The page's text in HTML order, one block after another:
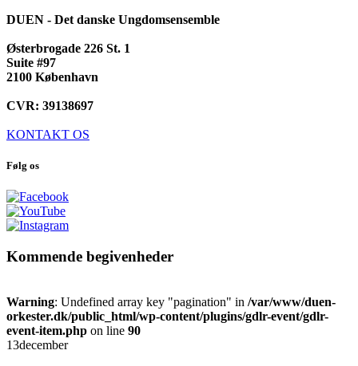
DUEN - Det danske Ungdomsensemble
Østerbrogade 226 St. 1
Suite #97
2100 København
CVR: 39138697
KONTAKT OS
Følg os
Kommende begivenheder
Warning: Undefined array key "pagination" in /var/www/duen-
orkester.dk/public_html/wp-content/plugins/gdlr-event/gdlr-
event-item.php on line 90
13december